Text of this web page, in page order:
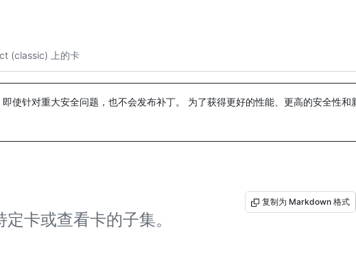
(classic) 上的卡
即使针对重大安全问题，也不会发布补丁。 为了获得更好的性能、更高的安全性和
卡或查看卡的子集。
复制为 Markdown 格式